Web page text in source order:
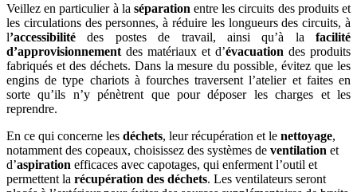
Veillez en particulier à la séparation entre les circuits des produits et
les circulations des personnes, à réduire les longueurs des circuits, à
l’accessibilitédes postes de travail, ainsi qu’à la facilité
d’approvisionnement des matériaux et d’évacuation des produits
fabriqués et des déchets. Dans la mesure du possible, évitez que les
engins de type chariots à fourches traversent l’atelier et faites en
sorte qu’ils n’y pénètrent que pour déposer les charges et les
reprendre.
En ce qui concerne les déchets, leur récupération et le nettoyage,
notamment des copeaux, choisissez des systèmes de ventilation et
d’aspiration efficaces avec capotages, qui enferment l’outil et
permettent la récupération des déchets. Les ventilateurs seront